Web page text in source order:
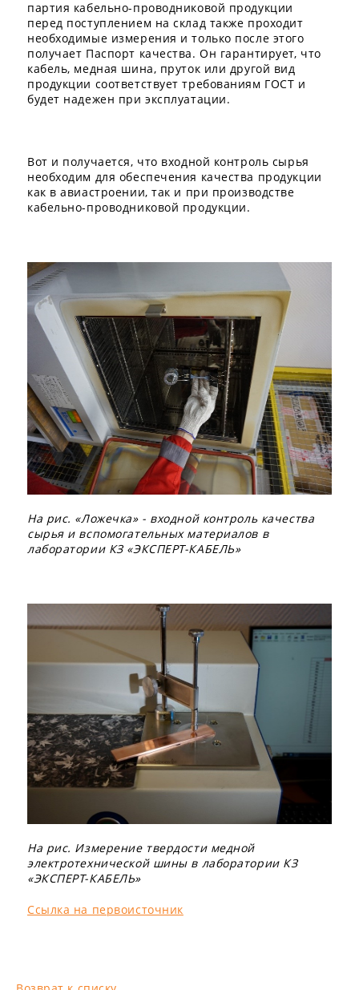
партия кабельно-проводниковой продукции
перед поступлением на склад также проходит
необходимые измерения и только после этого
получает Паспорт качества. Он гарантирует, что
кабель, медная шина, пруток или другой вид
продукции соответствует требованиям ГОСТ и
будет надежен при эксплуатации.
Вот и получается, что входной контроль сырья
необходим для обеспечения качества продукции
как в авиастроении, так и при производстве
кабельно-проводниковой продукции.
На рис. «Ложечка» - входной контроль качества
сырья и вспомогательных материалов в
лаборатории КЗ «ЭКСПЕРТ-КАБЕЛЬ»
На рис. Измерение твердости медной
электротехнической шины в лаборатории КЗ
«ЭКСПЕРТ-КАБЕЛЬ»
Ссылка на первоисточник